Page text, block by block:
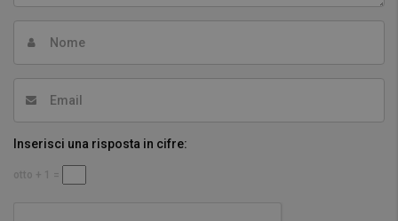
Inserisci una risposta in cifre:
otto + 1 =